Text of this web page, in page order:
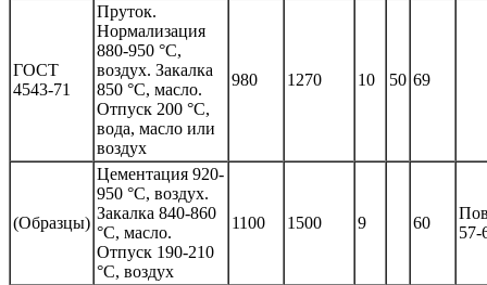
ГОСТ
4543-71
Пруток.
Нормализация
880-950 °С,
воздух. Закалка
850 °С, масло.
Отпуск 200 °С,
вода, масло или
воздух
980 1270 10 50 69
(Образцы)
Цементация 920-
950 °С, воздух.
Закалка 840-860
°С, масло.
Отпуск 190-210
°С, воздух
1100 1500 9 60
57-